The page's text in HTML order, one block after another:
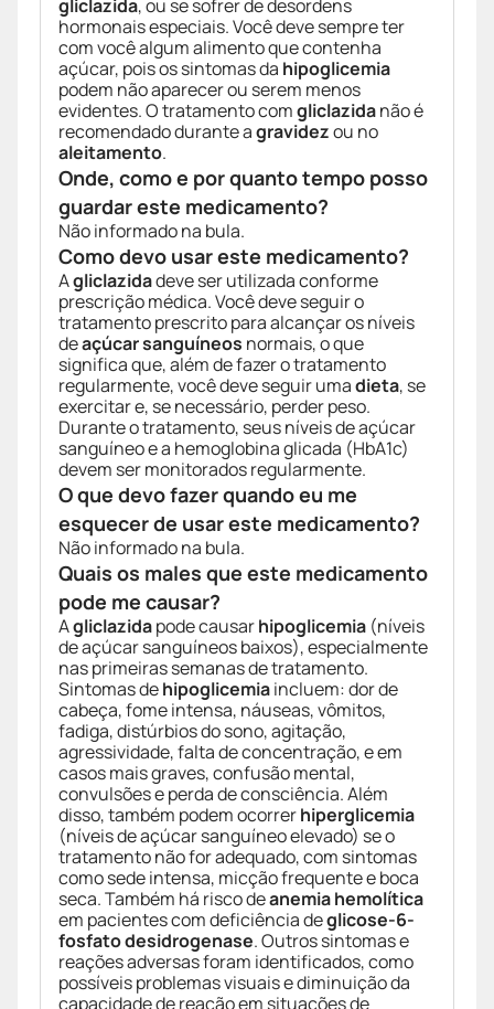
gliclazida, ou se sofrer de desordens
hormonais especiais. Você deve sempre ter
com você algum alimento que contenha
açúcar, pois os sintomas da hipoglicemia
podem não aparecer ou serem menos
evidentes. O tratamento comgliclazidanão é
recomendado durante agravidezou no
aleitamento.
Onde, como e por quanto tempo posso
guardar este medicamento?
Não informado na bula.
Como devo usar este medicamento?
Agliclazidadeve ser utilizada conforme
prescrição médica. Você deve seguir o
tratamento prescrito para alcançar os níveis
deaçúcar sanguíneos normais, o que
significa que, além de fazer o tratamento
regularmente, você deve seguir umadieta, se
exercitar e, se necessário, perder peso.
Durante o tratamento, seus níveis de açúcar
sanguíneo e a hemoglobina glicada (HbA1c)
devem ser monitorados regularmente.
O que devo fazer quando eu me
esquecer de usar este medicamento?
Não informado na bula.
Quais os males que este medicamento
pode me causar?
Agliclazidapode causarhipoglicemia (níveis
de açúcar sanguíneos baixos), especialmente
nas primeiras semanas de tratamento.
Sintomas dehipoglicemiaincluem: dor de
cabeça, fome intensa, náuseas, vômitos,
fadiga, distúrbios do sono, agitação,
agressividade, falta de concentração, e em
casos mais graves, confusão mental,
convulsões e perda de consciência. Além
disso, também podem ocorrerhiperglicemia
(níveis de açúcar sanguíneo elevado) se o
tratamento não for adequado, com sintomas
como sede intensa, micção frequente e boca
seca. Também há risco deanemia hemolítica
em pacientes com deficiência deglicose-6-
fosfato desidrogenase. Outros sintomas e
reações adversas foram identificados, como
possíveis problemas visuais e diminuição da
capacidade de reação em situações de